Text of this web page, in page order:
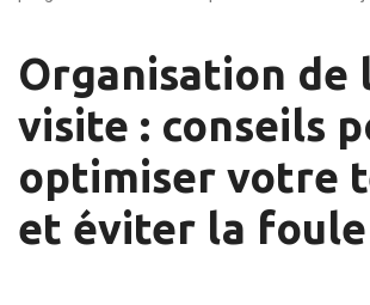
Organisation de
visite : conseils
optimiser votre
et éviter la foule